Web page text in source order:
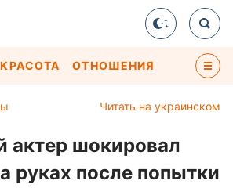
ОТНОШЕНИЯ
Читать на украинском
актер шокировал
руках после попытки